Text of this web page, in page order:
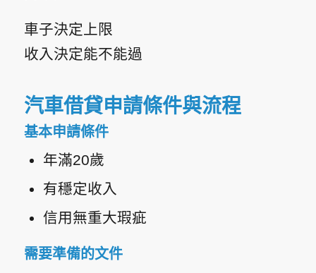
車子決定上限
收入決定能不能過
汽車借貸申請條件與流程
基本申請條件
年滿20歲
有穩定收入
信用無重大瑕疵
需要準備的文件